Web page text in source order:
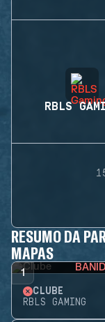
RBLS
RESUMO DA
MAPAS
1
CLUBE
RBLS GAMING